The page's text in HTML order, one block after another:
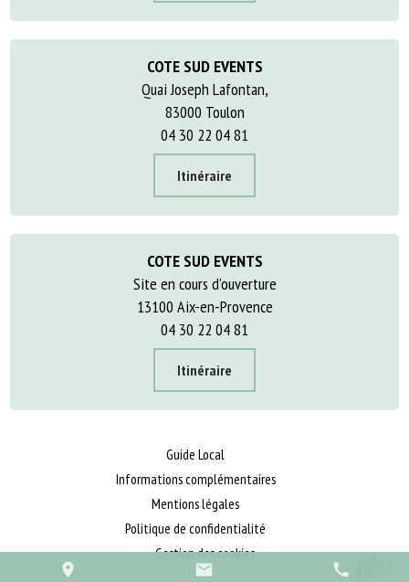
place mail call
COTE SUD EVENTS
Quai Joseph Lafontan,
83000 Toulon
04 30 22 04 81
Itinéraire
COTE SUD EVENTS
Site en cours d'ouverture
13100 Aix-en-Provence
04 30 22 04 81
Itinéraire
Guide Local
Informations complémentaires
Mentions légales
Politique de confidentialité
Gestion des cookies